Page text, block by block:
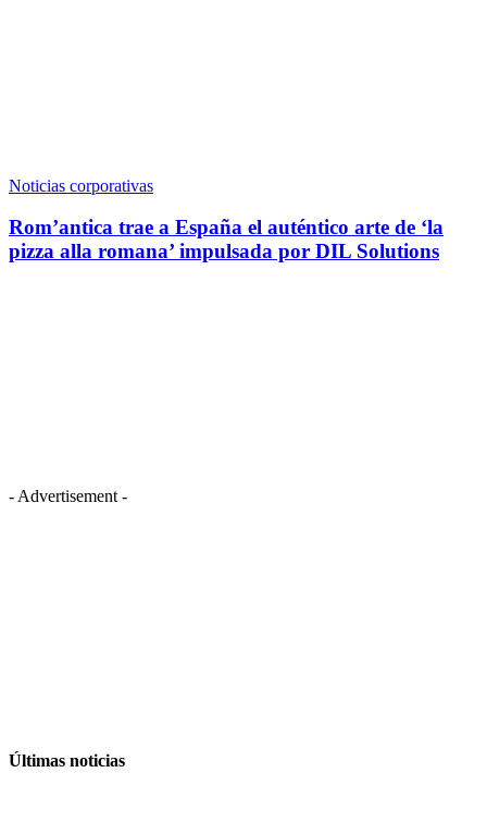
Noticias corporativas
Rom’antica trae a España el auténtico arte de ‘la
pizza alla romana’ impulsada por DIL Solutions
- Advertisement -
Últimas noticias